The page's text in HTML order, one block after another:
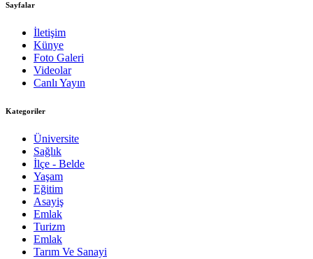
Sayfalar
İletişim
Künye
Foto Galeri
Videolar
Canlı Yayın
Kategoriler
Üniversite
Sağlık
İlçe - Belde
Yaşam
Eğitim
Asayiş
Emlak
Turizm
Emlak
Tarım Ve Sanayi